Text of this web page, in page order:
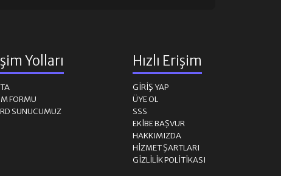
Yolları
FORMU
SUNUCUMUZ
Hızlı Erişim
GIRIŞ YAP
ÜYE OL
SSS
EKIBE BAŞVUR
HAKKIMIZDA
HIZMET ŞARTLARI
GIZLILIK POLITIKASI